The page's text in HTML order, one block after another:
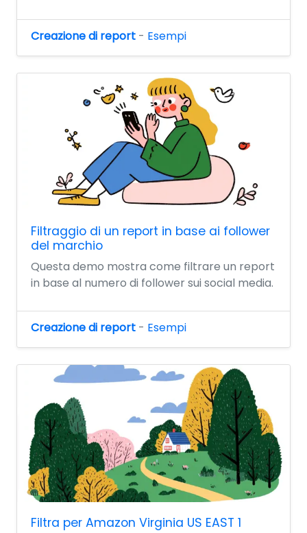
Creazione di report - Esempi
Filtraggio di un report in base ai follower
del marchio
Questa demo mostra come filtrare un report
in base al numero di follower sui social media.
Creazione di report - Esempi
Filtra per Amazon Virginia US EAST 1